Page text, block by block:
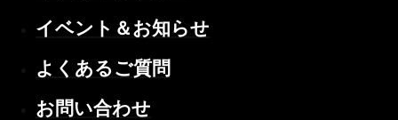
イベント＆お知らせ
よくあるご質問
お問い合わせ